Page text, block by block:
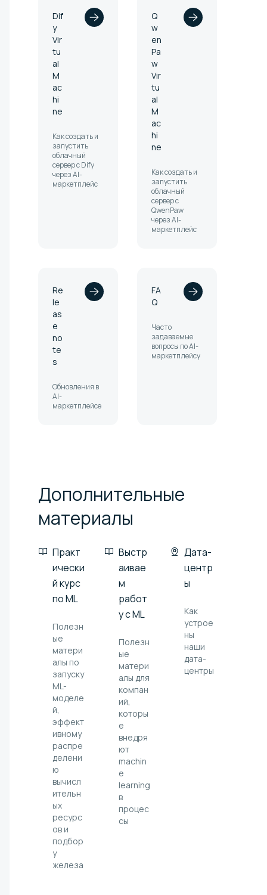
Dif
y
Vir
tu
al
M
ac
hi
ne
Как создать и
запустить
облачный
сервер с Dify
через AI-
маркетплейс
Q
w
en
Pa
w
Vir
tu
al
M
ac
hi
ne
Как создать и
запустить
облачный
сервер с
QwenPaw
через AI-
маркетплейс
Re
le
as
e
no
te
s
Обновления в
AI-
маркетплейсе
FA
Q
Часто
задаваемые
вопросы по AI-
маркетплейсу
Дополнительные
материалы
Практ
ически
й курс
по ML
Полезн
ые
матери
алы по
запуску
ML-
моделе
й,
эффект
ивному
распре
делени
ю
вычисл
ительн
ых
ресурс
ов и
подбор
у
железа
Выстр
аивае
м
работ
у с ML
Полезн
ые
матери
алы для
компан
ий,
которы
е
внедря
ют
machin
e
learning
в
процес
сы
Дата-
центр
ы
Как
устрое
ны
наши
дата-
центры